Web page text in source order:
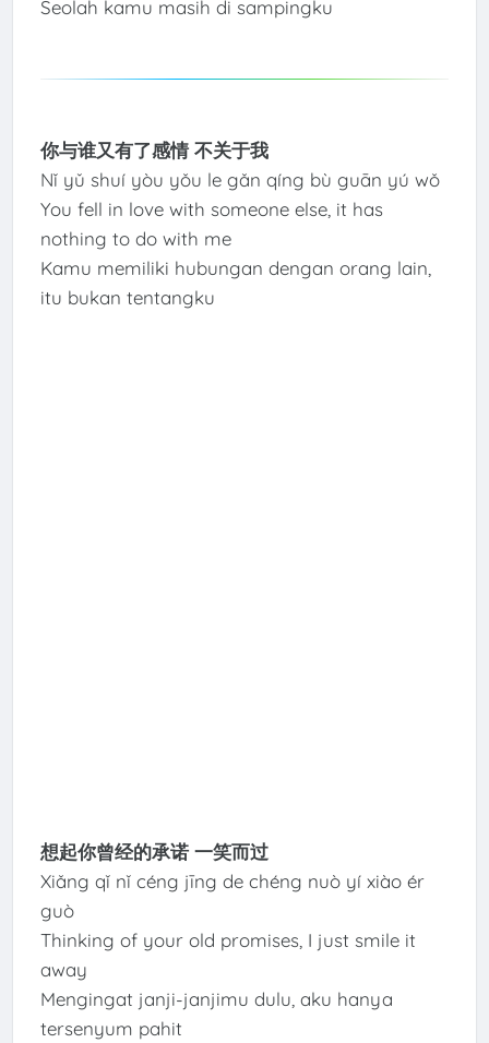
Seolah kamu masih di sampingku
你与谁又有了感情 不关于我
Nǐ yǔ shuí yòu yǒu le gǎn qíng bù guān yú wǒ
You fell in love with someone else, it has
nothing to do with me
Kamu memiliki hubungan dengan orang lain,
itu bukan tentangku
想起你曾经的承诺 一笑而过
Xiǎng qǐ nǐ céng jīng de chéng nuò yí xiào ér
guò
Thinking of your old promises, I just smile it
away
Mengingat janji-janjimu dulu, aku hanya
tersenyum pahit